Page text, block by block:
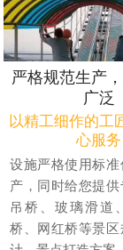
严格规范生产
广泛
以精工细作的工
心服务
设施严格使用标
产，同时给您提
吊桥、玻璃滑道
桥、网红桥等景